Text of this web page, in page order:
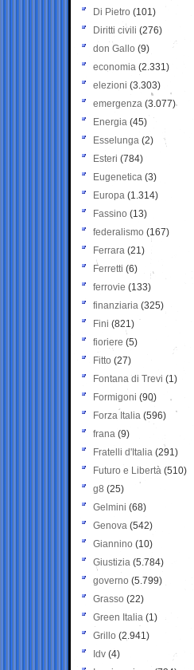
Di Pietro (101)
Diritti civili (276)
don Gallo (9)
economia (2.331)
elezioni (3.303)
emergenza (3.077)
Energia (45)
Esselunga (2)
Esteri (784)
Eugenetica (3)
Europa (1.314)
Fassino (13)
federalismo (167)
Ferrara (21)
Ferretti (6)
ferrovie (133)
finanziaria (325)
Fini (821)
fioriere (5)
Fitto (27)
Fontana di Trevi (1)
Formigoni (90)
Forza Italia (596)
frana (9)
Fratelli d'Italia (291)
Futuro e Libertà (510)
g8 (25)
Gelmini (68)
Genova (542)
Giannino (10)
Giustizia (5.784)
governo (5.799)
Grasso (22)
Green Italia (1)
Grillo (2.941)
Idv (4)